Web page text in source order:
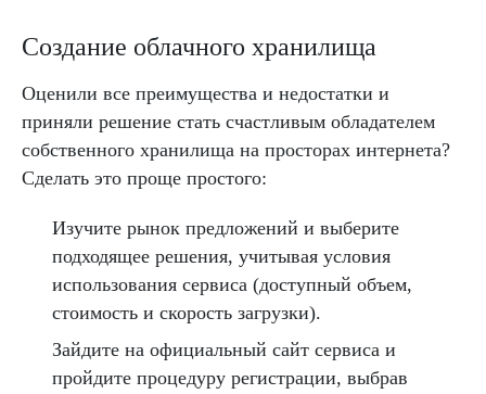
Создание облачного хранилища
Оценили все преимущества и недостатки и
приняли решение стать счастливым обладателем
собственного хранилища на просторах интернета?
Сделать это проще простого:
Изучите рынок предложений и выберите
подходящее решения, учитывая условия
использования сервиса (доступный объем,
стоимость и скорость загрузки).
Зайдите на официальный сайт сервиса и
пройдите процедуру регистрации, выбрав